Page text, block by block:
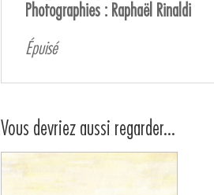
Photographies : Raphaël Rinaldi
Épuisé
Vous devriez aussi regarder...